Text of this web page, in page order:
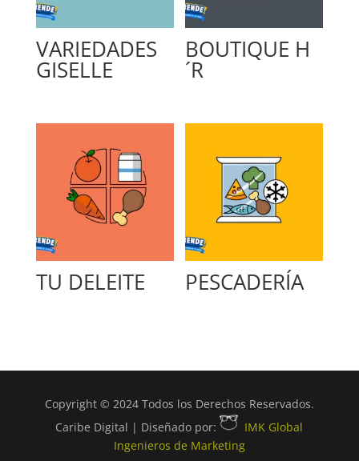
VARIEDADES
GISELLE
BOUTIQUE H
´R
TU DELEITE PESCADERÍA
Copyright © 2024 Todos los Derechos Reservados.
Caribe Digital | Diseñado por:
IMK Global
Ingenieros de Marketing